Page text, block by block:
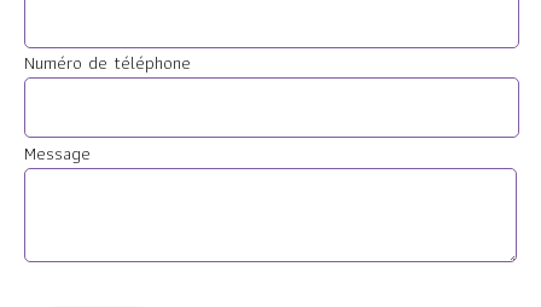
Numéro de téléphone
Message